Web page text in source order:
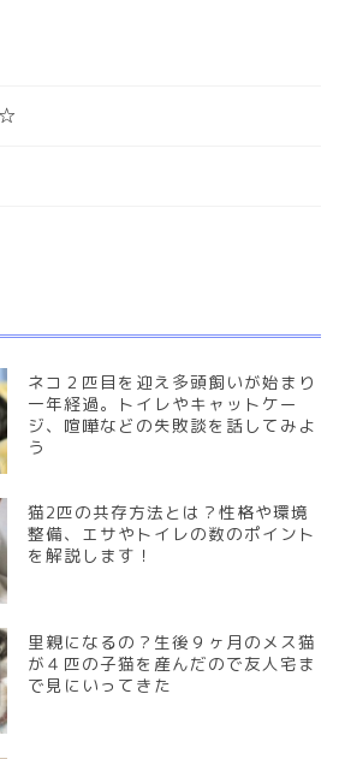
ネコ２匹目を迎え多頭飼いが始まり
一年経過。トイレやキャットケー
ジ、喧嘩などの失敗談を話してみよ
う
猫2匹の共存方法とは？性格や環境
整備、エサやトイレの数のポイント
を解説します！
里親になるの？生後９ヶ月のメス猫
が４匹の子猫を産んだので友人宅ま
で見にいってきた
我が家の猫、レンくんの紹介
サイトへようこそ！
レンちゃんBLOG☆
BLOGを作ろうと思った理由